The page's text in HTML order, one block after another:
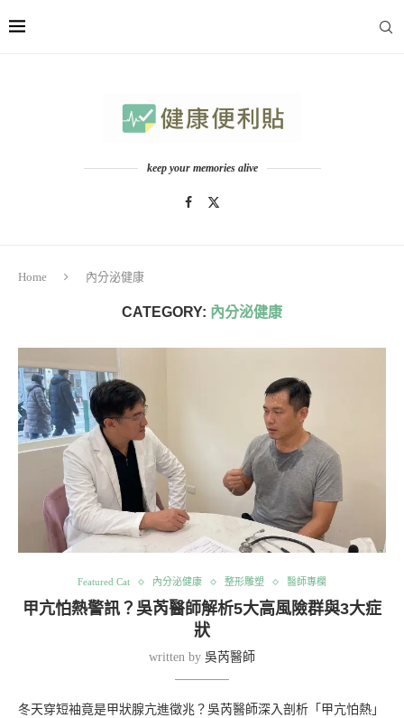
keep your memories alive
Home 內分泌健康
CATEGORY: 內分泌健康
Featured Cat 內分泌健康 整形雕塑 醫師專欄
甲亢怕熱警訊？吳芮醫師解析5大高風險群與3大症
狀
written by 吳芮醫師
冬天穿短袖竟是甲狀腺亢進徵兆？吳芮醫師深入剖析「甲亢怕熱」